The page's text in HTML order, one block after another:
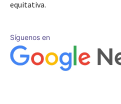
equitativa.
Síguenos en